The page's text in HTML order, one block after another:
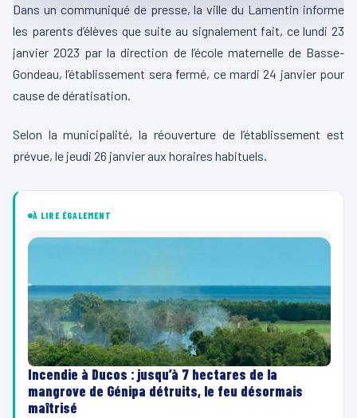
Dans un communiqué de presse, la ville du Lamentin informe
les parents d’élèves que suite au signalement fait, ce lundi 23
janvier 2023 par la direction de l’école maternelle de Basse-
Gondeau, l’établissement sera fermé, ce mardi 24 janvier pour
cause de dératisation.
Selon la municipalité, la réouverture de l’établissement est
prévue, le jeudi 26 janvier aux horaires habituels.
À LIRE ÉGALEMENT
Incendie à Ducos : jusqu’à 7 hectares de la
mangrove de Génipa détruits, le feu désormais
maîtrisé